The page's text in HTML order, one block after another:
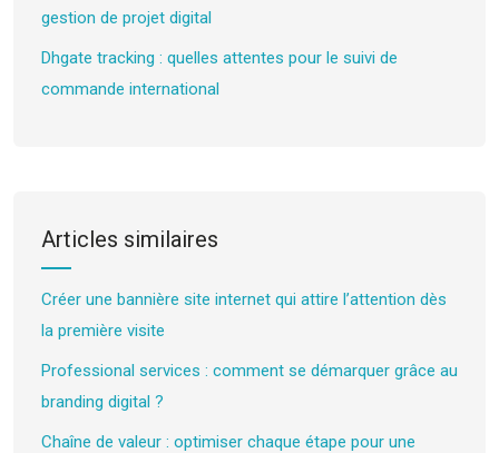
gestion de projet digital
Dhgate tracking : quelles attentes pour le suivi de
commande international
Articles similaires
Créer une bannière site internet qui attire l’attention dès
la première visite
Professional services : comment se démarquer grâce au
branding digital ?
Chaîne de valeur : optimiser chaque étape pour une